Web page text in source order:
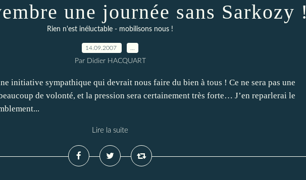
une journée sans Sarkozy !
Rien n'est inéluctable - mobilisons nous !
14.09.2007
Par Didier HACQUART
initiative sympathique qui devrait nous faire du bien à tous ! Ce ne sera pas une
de volonté, et la pression sera certainement très forte… J’en reparlerai le
Lire la suite